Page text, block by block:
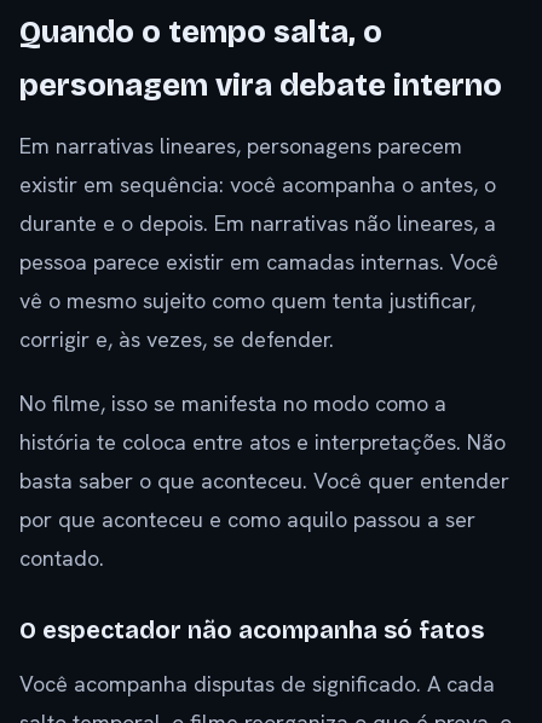
Quando o tempo salta, o
personagem vira debate interno
Em narrativas lineares, personagens parecem
existir em sequência: você acompanha o antes, o
durante e o depois. Em narrativas não lineares, a
pessoa parece existir em camadas internas. Você
vê o mesmo sujeito como quem tenta justificar,
corrigir e, às vezes, se defender.
No filme, isso se manifesta no modo como a
história te coloca entre atos e interpretações. Não
basta saber o que aconteceu. Você quer entender
por que aconteceu e como aquilo passou a ser
contado.
O espectador não acompanha só fatos
Você acompanha disputas de significado. A cada